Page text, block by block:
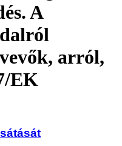
A
arról,
EK